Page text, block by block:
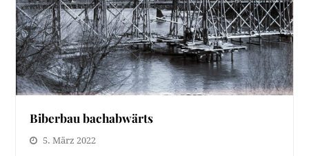
Biberbau bachabwärts
5. März 2022